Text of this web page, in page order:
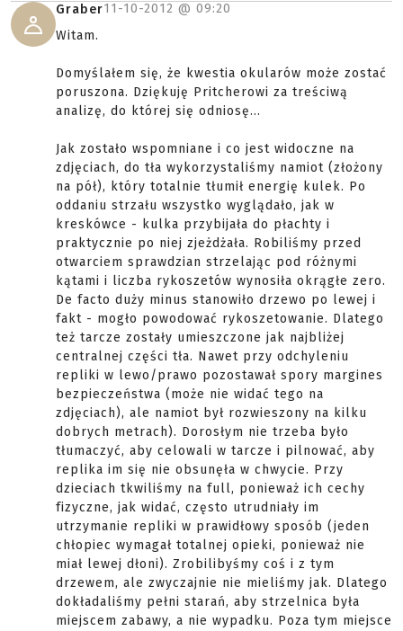
Graber11-10-2012 @ 09:20
Witam.
Domyślałem się, że kwestia okularów może zostać
poruszona. Dziękuję Pritcherowi za treściwą
analizę, do której się odniosę...
Jak zostało wspomniane i co jest widoczne na
zdjęciach, do tła wykorzystaliśmy namiot (złożony
na pół), który totalnie tłumił energię kulek. Po
oddaniu strzału wszystko wyglądało, jak w
kreskówce - kulka przybijała do płachty i
praktycznie po niej zjeżdżała. Robiliśmy przed
otwarciem sprawdzian strzelając pod różnymi
kątami i liczba rykoszetów wynosiła okrągłe zero.
De facto duży minus stanowiło drzewo po lewej i
fakt - mogło powodować rykoszetowanie. Dlatego
też tarcze zostały umieszczone jak najbliżej
centralnej części tła. Nawet przy odchyleniu
repliki w lewo/prawo pozostawał spory margines
bezpieczeństwa (może nie widać tego na
zdjęciach), ale namiot był rozwieszony na kilku
dobrych metrach). Dorosłym nie trzeba było
tłumaczyć, aby celowali w tarcze i pilnować, aby
replika im się nie obsunęła w chwycie. Przy
dzieciach tkwiliśmy na full, ponieważ ich cechy
fizyczne, jak widać, często utrudniały im
utrzymanie repliki w prawidłowy sposób (jeden
chłopiec wymagał totalnej opieki, ponieważ nie
miał lewej dłoni). Zrobilibyśmy coś i z tym
drzewem, ale zwyczajnie nie mieliśmy jak. Dlatego
dokładaliśmy pełni starań, aby strzelnica była
miejscem zabawy, a nie wypadku. Poza tym miejsce